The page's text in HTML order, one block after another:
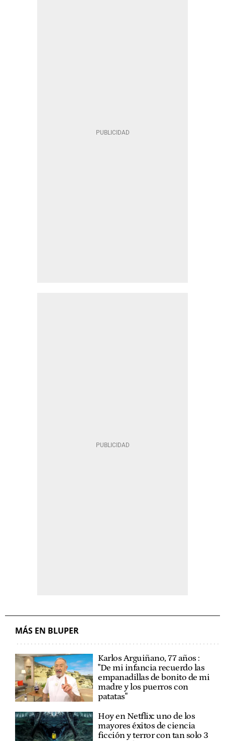
MÁS EN BLUPER
Karlos Arguiñano, 77 años :
"De mi infancia recuerdo las
empanadillas de bonito de mi
madre y los puerros con
patatas"
Hoy en Netflix: uno de los
mayores éxitos de ciencia
ficción y terror con tan solo 3